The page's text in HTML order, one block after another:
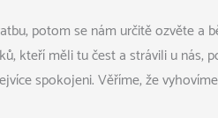
potom se nám určitě ozvěte a
kteří měli tu čest a strávili u nás,
spokojeni. Věříme, že